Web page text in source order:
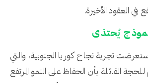
في العقود الأخيرة.
نموذج يُحتذى
تجربة نجاح كوريا الجنوبية، والتي
القائلة بأن الحفاظ على النمو المرتفع